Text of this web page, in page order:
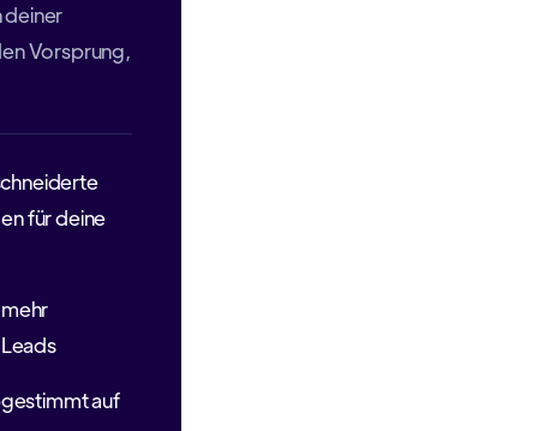
deiner
Vorsprung,
für deine
auf